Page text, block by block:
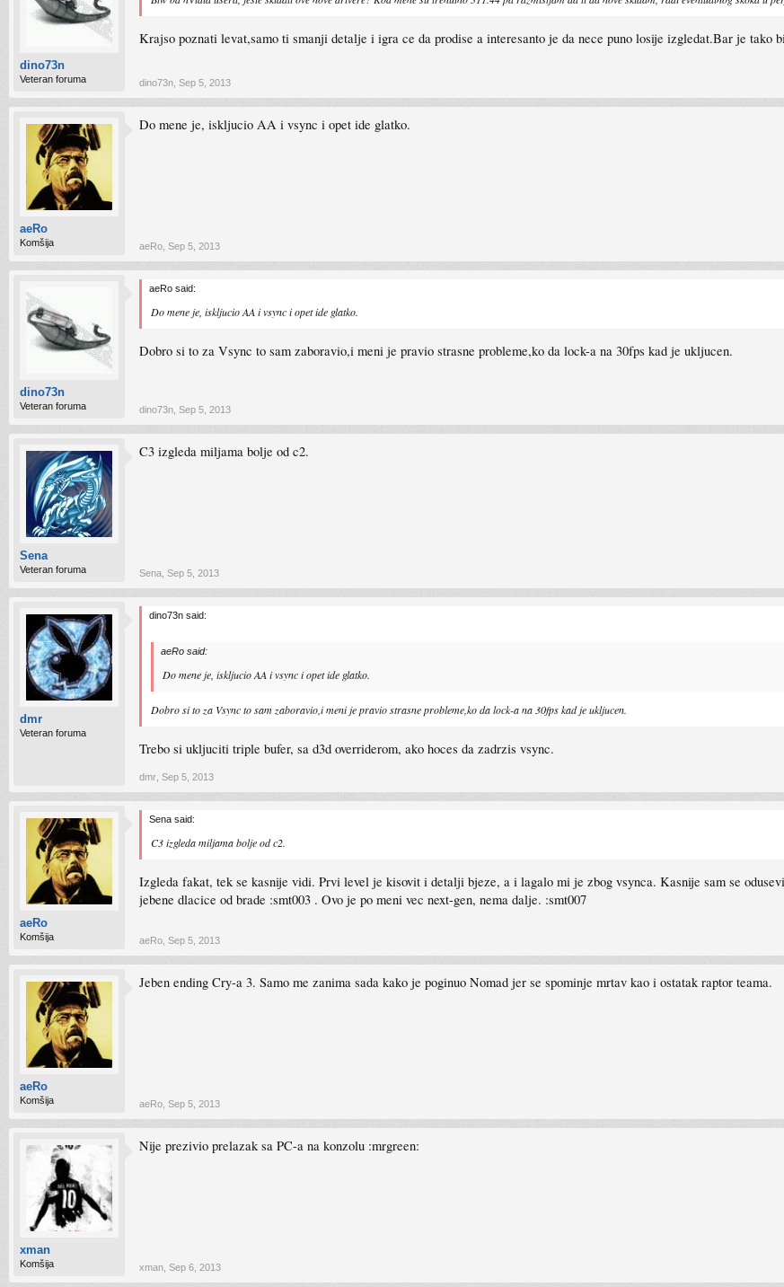
dino73n
Veteran foruma
Krajso poznati levat,samo ti smanji detalje i igra ce da prodise a interesanto je da nece puno losije izgledat.Bar je tako
dino73n Sep 5, 2013
aeRo
Komšija
Do mene je, iskljucio AA i vsync i opet ide glatko.
aeRo Sep 5, 2013
dino73n
Veteran foruma
aeRo said:
Do mene je, iskljucio AA i vsync i opet ide glatko.
Dobro si to za Vsync to sam zaboravio,i meni je pravio strasne probleme,ko da lock-a na 30fps kad je ukljucen.
dino73n Sep 5, 2013
Sena
Veteran foruma
C3 izgleda miljama bolje od c2.
Sena Sep 5, 2013
dmr
Veteran foruma
dino73n said:
aeRo said:
Do mene je, iskljucio AA i vsync i opet ide glatko.
Dobro si to za Vsync to sam zaboravio,i meni je pravio strasne probleme,ko da lock-a na 30fps kad je ukljucen.
Trebo si ukljuciti triple bufer, sa d3d overriderom, ako hoces da zadrzis vsync.
dmr Sep 5, 2013
aeRo
Komšija
Sena said:
C3 izgleda miljama bolje od c2.
Izgleda fakat, tek se kasnije vidi. Prvi level je kisovit i detalji bjeze, a i lagalo mi je zbog vsynca. Kasnije sam se
jebene dlacice od brade :smt003 . Ovo je po meni vec next-gen, nema dalje. :smt007
aeRo Sep 5, 2013
aeRo
Komšija
Jeben ending Cry-a 3. Samo me zanima sada kako je poginuo Nomad jer se spominje mrtav kao i ostatak raptor teama.
aeRo Sep 5, 2013
xman
Komšija
Nije prezivio prelazak sa PC-a na konzolu :mrgreen:
xman Sep 6, 2013